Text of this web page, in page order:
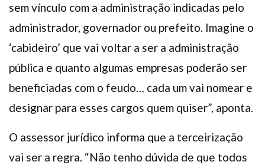
sem vínculo com a administração indicadas pelo
administrador, governador ou prefeito. Imagine o
‘cabideiro’ que vai voltar a ser a administração
pública e quanto algumas empresas poderão ser
beneficiadas com o feudo… cada um vai nomear e
designar para esses cargos quem quiser”, aponta.
O assessor jurídico informa que a terceirização
vai ser a regra. “Não tenho dúvida de que todos